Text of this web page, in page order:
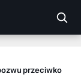
przeciwko